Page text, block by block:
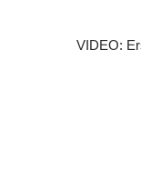
VIDEO: